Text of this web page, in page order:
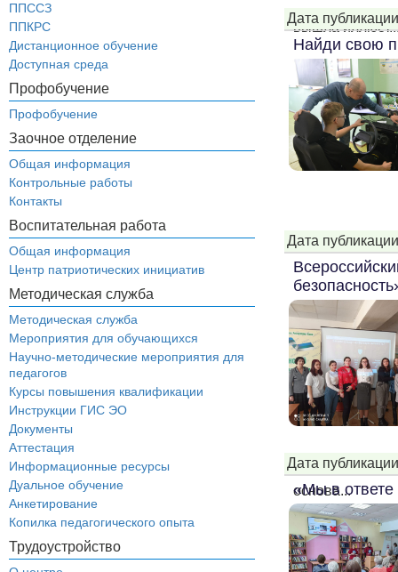
ППССЗ
ППКРС
Дистанционное обучение
Доступная среда
Профобучение
Профобучение
Заочное отделение
Общая информация
Контрольные работы
Контакты
Воспитательная работа
Общая информация
Центр патриотических инициатив
Методическая служба
Методическая служба
Мероприятия для обучающихся
Научно-методические мероприятия для
педагогов
Курсы повышения квалификации
Инструкции ГИС ЭО
Документы
Аттестация
Информационные ресурсы
Дуальное обучение
Анкетирование
Копилка педагогического опыта
Трудоустройство
вышла
Дата
Найди свою
Дата
основа...
Дата
«Мы в ответе